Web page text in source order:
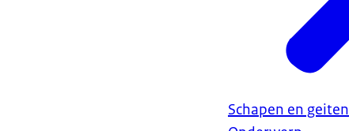
Schapen en geiten